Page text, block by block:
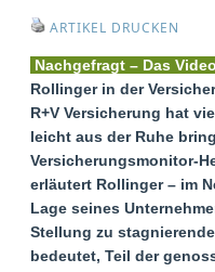
ARTIKEL DRUCKEN
Nachgefragt – Das
Rollinger in der
R+V Versicherung hat
leicht aus der Ruhe
Versicherungsmonitor-
erläutert Rollinger – im
Lage seines
Stellung zu
bedeutet, Teil der